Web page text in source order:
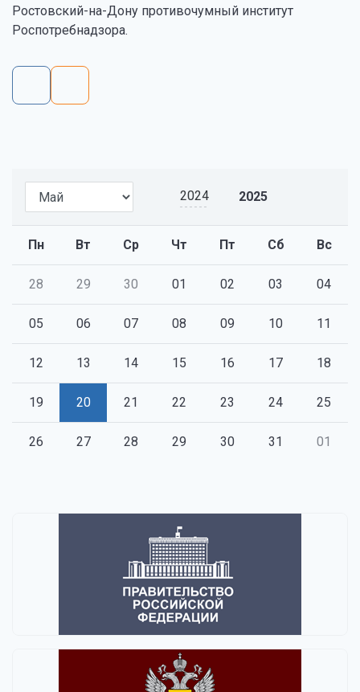
2024 2025
Пн Вт Ср Чт Пт Сб Вс
28 29 30 01 02 03 04
05 06 07 08 09 10 11
12 13 14 15 16 17 18
19 20 21 22 23 24 25
26 27 28 29 30 31 01
Ростовский-на-Дону противочумный институт
Роспотребнадзора.